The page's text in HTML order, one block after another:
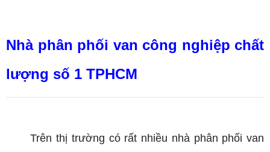
Nhà phân phối van công nghiệp chất
lượng số 1 TPHCM
Trên thị trường có rất nhiều nhà phân phối van